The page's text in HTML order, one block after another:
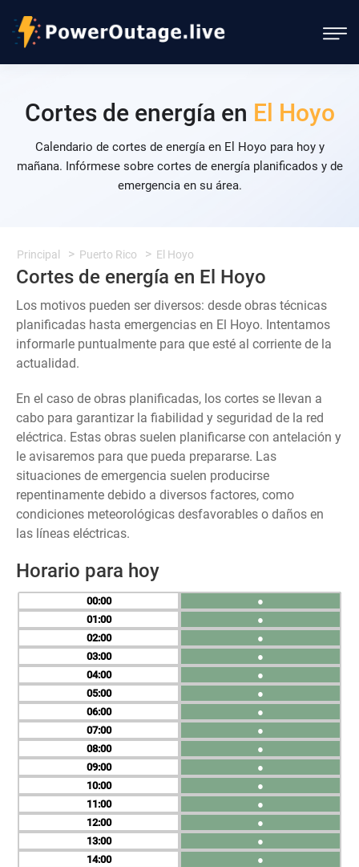
Cortes de energía en El Hoyo
Calendario de cortes de energía en El Hoyo para hoy y
mañana. Infórmese sobre cortes de energía planificados y de
emergencia en su área.
Principal Puerto Rico El Hoyo
Cortes de energía en El Hoyo
Los motivos pueden ser diversos: desde obras técnicas
planificadas hasta emergencias en El Hoyo. Intentamos
informarle puntualmente para que esté al corriente de la
actualidad.
En el caso de obras planificadas, los cortes se llevan a
cabo para garantizar la fiabilidad y seguridad de la red
eléctrica. Estas obras suelen planificarse con antelación y
le avisaremos para que pueda prepararse. Las
situaciones de emergencia suelen producirse
repentinamente debido a diversos factores, como
condiciones meteorológicas desfavorables o daños en
las líneas eléctricas.
Horario para hoy
00
01
02
03
04
05
06
07
08
09
10
11
12
13
14
●
●
●
●
●
●
●
●
●
●
●
●
●
●
●